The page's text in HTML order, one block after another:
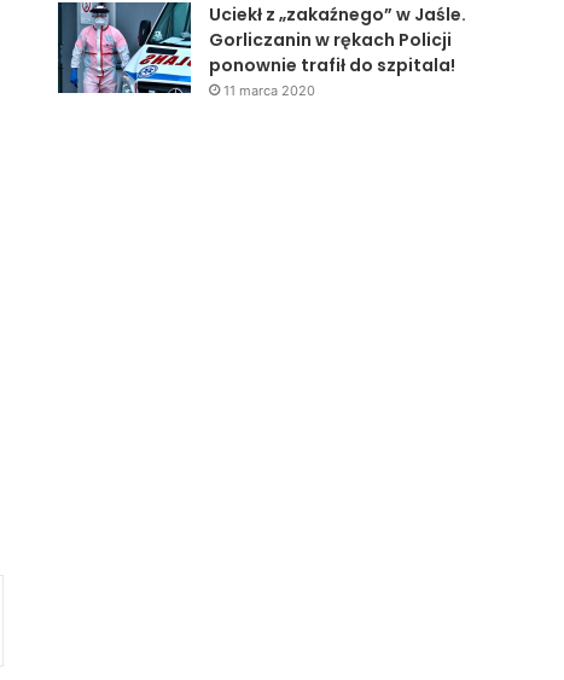
Uciekł z „zakaźnego” w Jaśle.
Gorliczanin w rękach Policji
ponownie trafił do szpitala!
11 marca 2020